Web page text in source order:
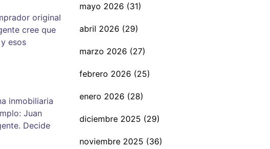
original
cree que
esos
inmobiliaria
Juan
Decide
mayo 2026 (31)
abril 2026 (29)
marzo 2026 (27)
febrero 2026 (25)
enero 2026 (28)
diciembre 2025 (29)
noviembre 2025 (36)